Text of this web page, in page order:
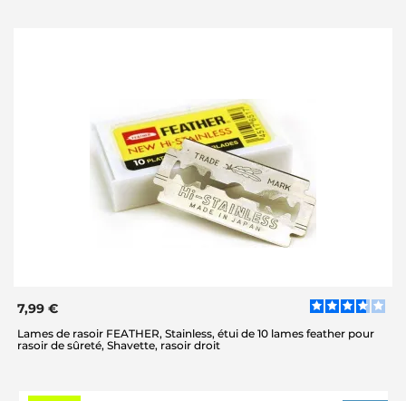
7,99 €
Lames de rasoir FEATHER, Stainless, étui de 10 lames feather pour
rasoir de sûreté, Shavette, rasoir droit